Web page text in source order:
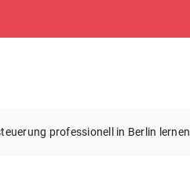
professionell in Berlin lernen